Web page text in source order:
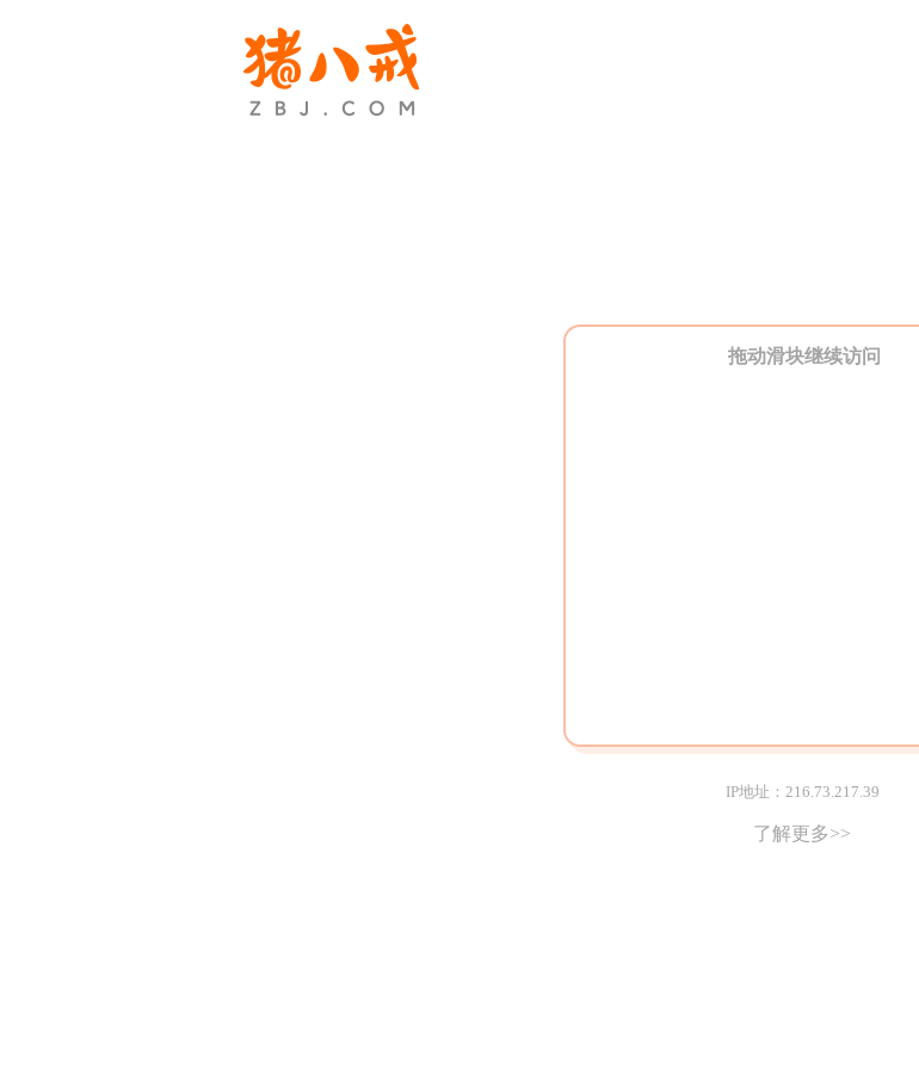
拖动滑块继续访问
IP地址：216.73.217.39
了解更多>>